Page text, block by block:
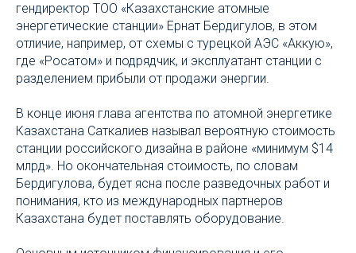
гендиректор ТОО «Казахстанские атомные
энергетические станции» Ернат Бердигулов, в этом
отличие, например, от схемы с турецкой АЭС «Аккую»,
где «Росатом» и подрядчик, и эксплуатант станции с
разделением прибыли от продажи энергии.
В конце июня глава агентства по атомной энергетике
Казахстана Саткалиев называл вероятную стоимость
станции российского дизайна в районе «минимум $14
млрд». Но окончательная стоимость, по словам
Бердигулова, будет ясна после разведочных работ и
понимания, кто из международных партнеров
Казахстана будет поставлять оборудование.